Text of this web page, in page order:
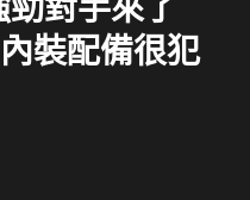
勁對手來了
裝配備很犯